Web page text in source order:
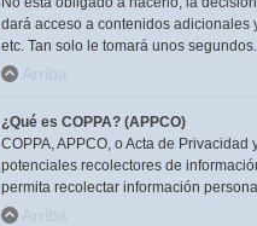
dará acceso a contenidos adicionales
etc. Tan solo le tomará unos
Arriba
¿Qué es COPPA? (APPCO)
COPPA, APPCO, o Acta de
potenciales recolectores de
permita recolectar información
Arriba